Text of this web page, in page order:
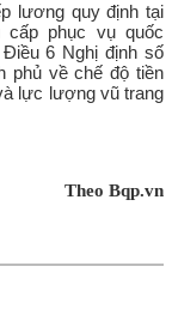
lương quy định tại
phục vụ quốc
6 Nghị định số
phủ về chế độ tiền
lực lượng vũ trang
Theo Bqp.vn